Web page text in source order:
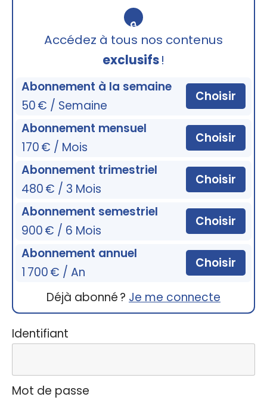
🔒
Accédez à tous nos contenus
exclusifs!
Abonnement à la semaine
50 € / Semaine
Choisir
Abonnement mensuel
170 € / Mois
Choisir
Abonnement trimestriel
480 € / 3 Mois
Choisir
Abonnement semestriel
900 € / 6 Mois
Choisir
Abonnement annuel
1 700 € / An
Choisir
Déjà abonné ? Je me connecte
Identifiant
Mot de passe